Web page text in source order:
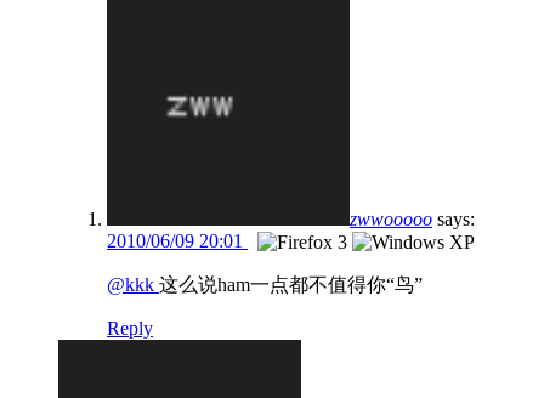
zwwooooo says:
2010/06/09 20:01
@kkk 这么说ham一点都不值得你“鸟”
Reply